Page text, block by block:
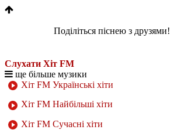
Поділіться піснею з друзями!
Слухати Хіт FM
ще більше музики
Хіт FM Українські хіти
Хіт FM Найбільші хіти
Хіт FM Сучасні хіти